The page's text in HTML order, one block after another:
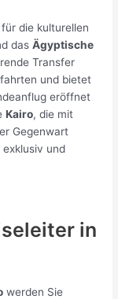
die kulturellen
dasÄgyptische
Transfer
und bietet
eröffnet
Kairo, die mit
Gegenwart
und
in
werden Sie